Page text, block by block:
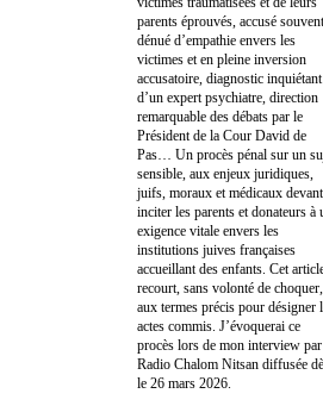
parents éprouvés, accusé souvent
dénué d’empathie envers les
victimes et en pleine inversion
accusatoire, diagnostic inquiétant
d’un expert psychiatre, direction
remarquable des débats par le
Président de la Cour David de
Pas… Un procès pénal sur un
sensible, aux enjeux juridiques,
juifs, moraux et médicaux devant
inciter les parents et donateurs à
exigence vitale envers les
institutions juives françaises
accueillant des enfants. Cet
recourt, sans volonté de choquer,
aux termes précis pour désigner
actes commis. J’évoquerai ce
procès lors de mon interview par
Radio Chalom Nitsan diffusée
le 26 mars 2026.